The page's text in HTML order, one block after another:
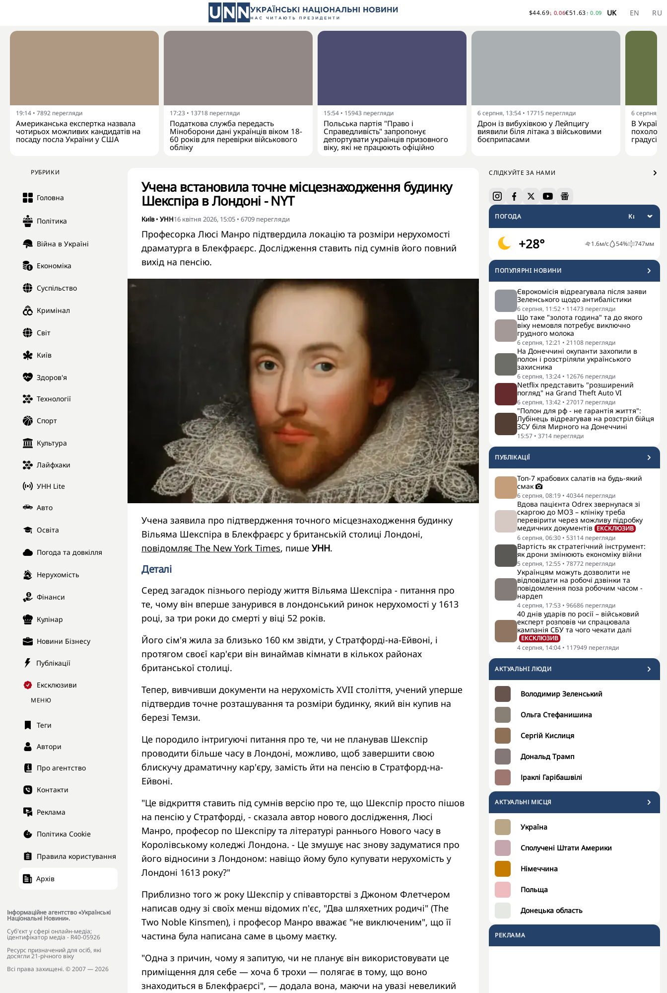
$44.69↓ 0.06€51.63↑ 0.09 UK EN RU
19:14 • 7892 перегляди
Американська експертка назвала
чотирьох можливих кандидатів на
посаду посла України у США
17:23 • 13718 перегляди
Податкова служба передасть
Міноборони дані українців віком 18-
60 років для перевірки військового
обліку
15:54 • 15943 перегляди
Польська партія "Право і
Справедливість" запропонує
депортувати українців призовного
віку, які не працюють офіційно
6 серпня, 13:54 • 17715 перегляди
Дрон із вибухівкою у Лейпцигу
виявили біля літака з військовими
боєприпасами
6 серпня,
В
градусів
РУБРИКИ
Головна
Політика
Війна в Україні
Економіка
Суспільство
Кримінал
Світ
Київ
Здоров'я
Технології
Спорт
Культура
Лайфхаки
УНН Lite
Авто
Освіта
Погода та довкілля
Нерухомість
Фінанси
Кулінар
Новини Бізнесу
Публікації
Ексклюзиви
МЕНЮ
Теги
Автори
Про агентство
Контакти
Реклама
Політика Cookie
Правила користування
Архів
Інформаційне агентство «Українські
Національні Новини».
Cуб'єкт у сфері онлайн-медіа;
ідентифікатор медіа - R40-05926
Ресурс призначений для осіб, які
досягли 21-річного віку
Всі права захищені. © 2007 — 2026
СЛІДКУЙТЕ ЗА НАМИ
ПОГОДА
+28° 1.6м/с 54% 747мм
ПОПУЛЯРНI НОВИНИ
Єврокомісія відреагувала після заяви
Зеленського щодо антибалістики
6 серпня, 11:52 • 11473 перегляди
Що таке "золота година" та до якого
віку немовля потребує виключно
грудного молока
6 серпня, 12:21 • 21108 перегляди
На Донеччині окупанти захопили в
полон і розстріляли українського
захисника
6 серпня, 13:24 • 12676 перегляди
Netflix представить "розширений
погляд" на Grand Theft Auto VI
6 серпня, 13:42 • 27017 перегляди
"Полон для рф - не гарантія життя":
Лубінець відреагував на розстріл бійця
ЗСУ біля Мирного на Донеччині
15:57 • 3714 перегляди
ПУБЛІКАЦІЇ
Топ-7 крабових салатів на будь-який
смак
6 серпня, 08:19 • 40344 перегляди
Вдова пацієнта Odrex звернулася зі
скаргою до МОЗ – клініку треба
перевірити через можливу підробку
медичних документів ЕКСКЛЮЗИВ
6 серпня, 06:30 • 53114 перегляди
Вартість як стратегічний інструмент:
як дрони змінюють економіку війни
5 серпня, 12:55 • 78772 перегляди
Українцям можуть дозволити не
відповідати на робочі дзвінки та
повідомлення поза робочим часом -
нардеп
4 серпня, 17:53 • 96686 перегляди
40 днів ударів по росії – військовий
експерт розповів чи спрацювала
кампанія СБУ та чого чекати далі
ЕКСКЛЮЗИВ
4 серпня, 14:04 • 117949 перегляди
АКТУАЛЬНI ЛЮДИ
Володимир Зеленський
Ольга Стефанишина
Сергій Кислиця
Дональд Трамп
Іраклі Гарібашвілі
АКТУАЛЬНІ МІСЦЯ
Україна
Сполучені Штати Америки
Німеччина
Польща
Донецька область
РЕКЛАМА
Учена встановила точне місцезнаходження будинку
Шекспіра в Лондоні - NYT
Київ• УНН16 квітня 2026, 15:05 • 6709 перегляди
Професорка Люсі Манро підтвердила локацію та розміри нерухомості
драматурга в Блекфраєрс. Дослідження ставить під сумнів його повний
вихід на пенсію.
Учена заявила про підтвердження точного місцезнаходження будинку
Вільяма Шекспіра в Блекфраєрс у британській столиці Лондоні,
повідомляє The New York Times, пише УНН.
Деталі
Серед загадок пізнього періоду життя Вільяма Шекспіра - питання про
те, чому він вперше занурився в лондонський ринок нерухомості у 1613
році, за три роки до смерті у віці 52 років.
Його сім'я жила за близько 160 км звідти, у Стратфорді-на-Ейвоні, і
протягом своєї кар'єри він винаймав кімнати в кількох районах
британської столиці.
Тепер, вивчивши документи на нерухомість XVII століття, учений уперше
підтвердив точне розташування та розміри будинку, який він купив на
березі Темзи.
Це породило інтригуючі питання про те, чи не планував Шекспір ​​
проводити більше часу в Лондоні, можливо, щоб завершити свою
блискучу драматичну кар'єру, замість йти на пенсію в Стратфорд-на-
Ейвоні.
"Це відкриття ставить під сумнів версію про те, що Шекспір ​​просто пішов
на пенсію у Стратфорді, - сказала автор нового дослідження, Люсі
Манро, професор по Шекспіру та літературі раннього Нового часу в
Королівському коледжі Лондона. - Це змушує нас знову задуматися про
його відносини з Лондоном: навіщо йому було купувати нерухомість у
Лондоні 1613 року?"
Приблизно того ж року Шекспір ​​у співавторстві з Джоном Флетчером
написав одну зі своїх менш відомих п'єс, "Два шляхетних родичі" (The
Two Noble Kinsmen), і професор Манро вважає "не виключеним", що її
частина була написана саме в цьому маєтку.
"Одна з причин, чому я запитую, чи не планує він використовувати це
приміщення для себе — хоча б трохи — полягає в тому, що воно
знаходиться в Блекфраєрсі", — додала вона, маючи на увазі невеликий